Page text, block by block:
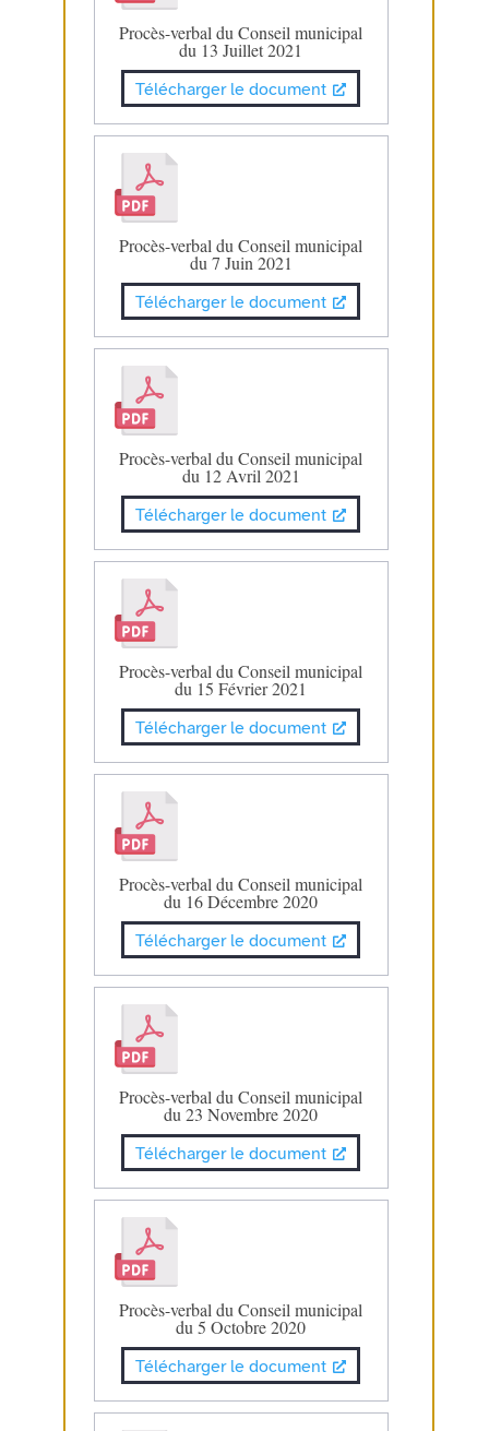
Procès-verbal du Conseil municipal
du 13 Juillet 2021
Télécharger le document
Procès-verbal du Conseil municipal
du 7 Juin 2021
Télécharger le document
Procès-verbal du Conseil municipal
du 12 Avril 2021
Télécharger le document
Procès-verbal du Conseil municipal
du 15 Février 2021
Télécharger le document
Procès-verbal du Conseil municipal
du 16 Décembre 2020
Télécharger le document
Procès-verbal du Conseil municipal
du 23 Novembre 2020
Télécharger le document
Procès-verbal du Conseil municipal
du 5 Octobre 2020
Télécharger le document